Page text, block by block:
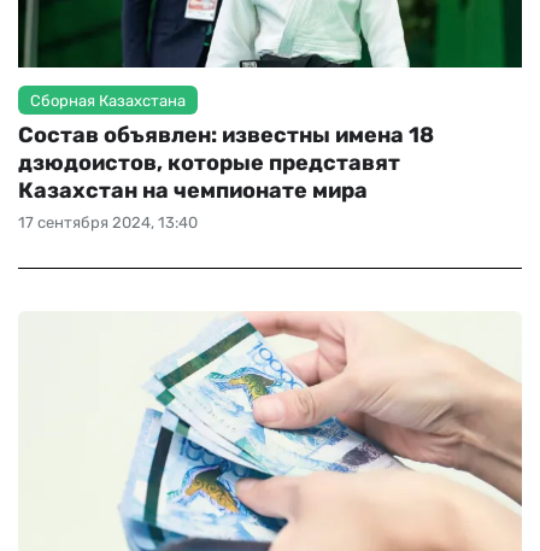
Сборная Казахстана
17 сентября 2024, 13:40
Состав объявлен: известны имена 18
дзюдоистов, которые представят
Казахстан на чемпионате мира